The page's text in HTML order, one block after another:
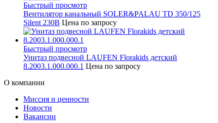
Быстрый просмотр
Вентилятор канальный SOLER&PALAU TD 350/125
Silent 230В Цена по запросу
Быстрый просмотр
Унитаз подвесной LAUFEN Florakids детский
8.2003.1.000.000.1 Цена по запросу
О компании
Миссия и ценности
Новости
Вакансии